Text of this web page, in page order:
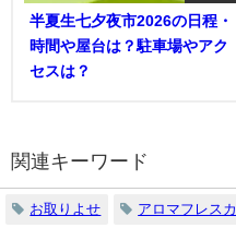
半夏生七夕夜市2026の日程・
時間や屋台は？駐車場やアク
セスは？
関連キーワード
お取りよせ アロマフレスカ